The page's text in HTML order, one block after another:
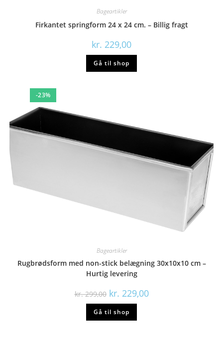
Bageartikler
Firkantet springform 24 x 24 cm. – Billig fragt
kr. 229,00
Gå til shop
-23%
Bageartikler
Rugbrødsform med non-stick belægning 30x10x10 cm –
Hurtig levering
kr.299,00 Den
oprindelige
pris
var:
kr. 299,00.
kr. 229,00Den
aktuelle
Gå til shop